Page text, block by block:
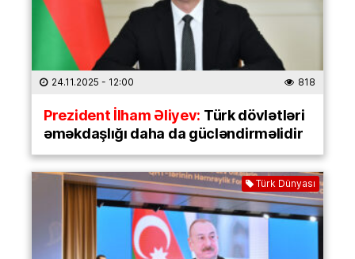
24.11.2025 - 12:00 818
Prezident İlham Əliyev: Türk dövlətləri
əməkdaşlığı daha da gücləndirməlidir
Türk Dünyası